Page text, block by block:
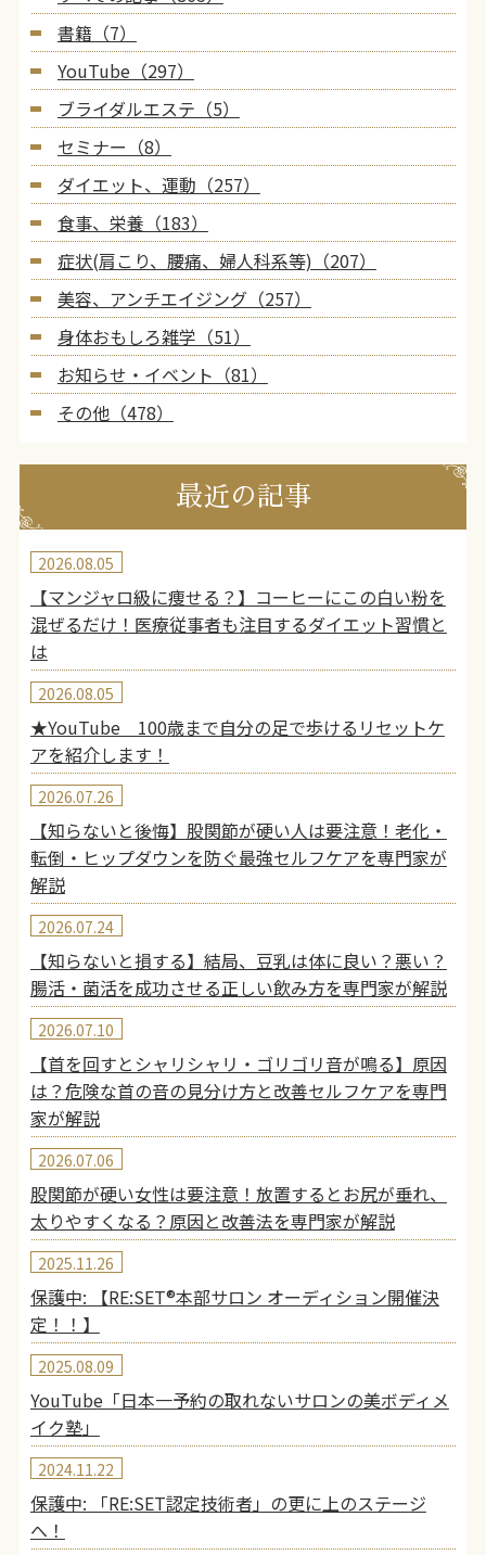
書籍（7）
YouTube（297）
ブライダルエステ（5）
セミナー（8）
ダイエット、運動（257）
食事、栄養（183）
症状(肩こり、腰痛、婦人科系等)（207）
美容、アンチエイジング（257）
身体おもしろ雑学（51）
お知らせ・イベント（81）
その他（478）
最近の記事
【マンジャロ級に痩せる？】コーヒーにこの白い粉を
混ぜるだけ！医療従事者も注目するダイエット習慣と
は
2026.08.05
★YouTube 100歳まで自分の足で歩けるリセットケ
アを紹介します！
2026.08.05
【知らないと後悔】股関節が硬い人は要注意！老化・
転倒・ヒップダウンを防ぐ最強セルフケアを専門家が
解説
2026.07.26
【知らないと損する】結局、豆乳は体に良い？悪い？
腸活・菌活を成功させる正しい飲み方を専門家が解説
2026.07.24
【首を回すとシャリシャリ・ゴリゴリ音が鳴る】原因
は？危険な首の音の見分け方と改善セルフケアを専門
家が解説
2026.07.10
股関節が硬い女性は要注意！放置するとお尻が垂れ、
太りやすくなる？原因と改善法を専門家が解説
2026.07.06
保護中: 【RE:SET®︎本部サロン オーディション開催決
定！！】
2025.11.26
YouTube「日本一予約の取れないサロンの美ボディメ
イク塾」
2025.08.09
保護中: 「RE:SET認定技術者」の更に上のステージ
へ！
2024.11.22